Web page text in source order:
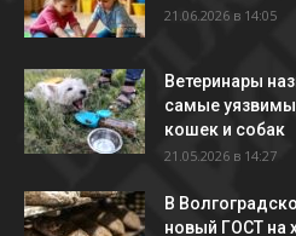
21.06.2026 в 14:05
Ветеринары
самые
кошек и собак
21.05.2026 в 14:27
В
новый ГОСТ на